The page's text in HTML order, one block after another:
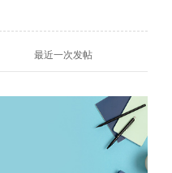
最近一次发帖